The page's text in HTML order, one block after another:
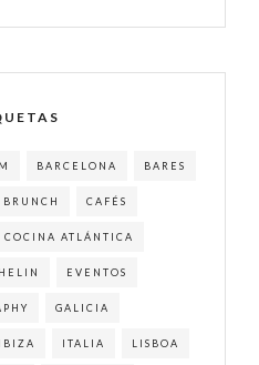
BARCELONA BARES
BRUNCH CAFÉS
COCINA ATLÁNTICA
EVENTOS
GALICIA
IBIZA ITALIA LISBOA